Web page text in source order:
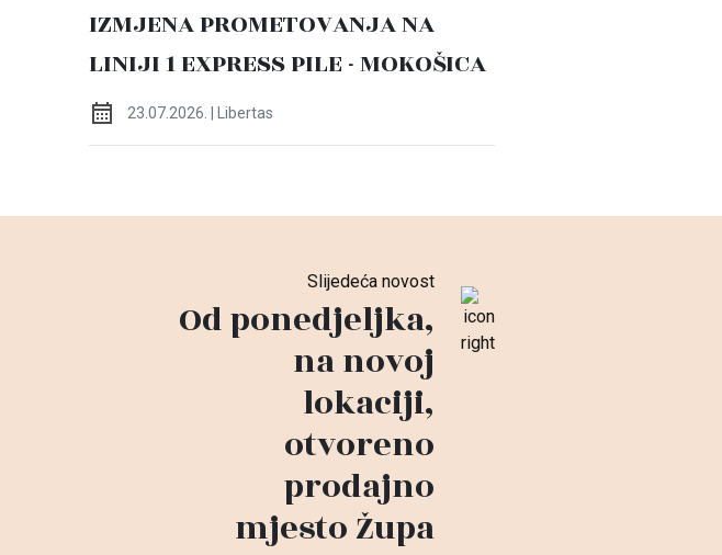
IZMJENA PROMETOVANJA NA
LINIJI 1 EXPRESS PILE - MOKOŠICA
23.07.2026. | Libertas
Slijedeća novost
Od ponedjeljka,
na novoj
lokaciji,
otvoreno
prodajno
mjesto Župa